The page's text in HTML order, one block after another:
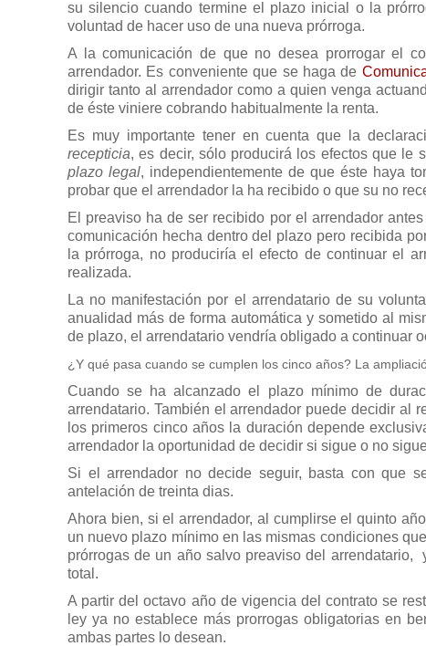
su silencio cuando termine el plazo inicial o la
voluntad de hacer uso de una nueva prórroga.
A la comunicación de que no desea prorrogar el
arrendador. Es conveniente que se haga de
dirigir tanto al arrendador como a quien venga
de éste viniere cobrando habitualmente la renta.
Es muy importante tener en cuenta que la
recepticia, es decir, sólo producirá los efectos que le
plazo legal, independientemente de que éste haya
probar que el arrendador la ha recibido o que su no
El preaviso ha de ser recibido por el arrendador
comunicación hecha dentro del plazo pero recibida
la prórroga, no produciría el efecto de continuar el
realizada.
La no manifestación por el arrendatario de su
anualidad más de forma automática y sometido al
de plazo, el arrendatario vendría obligado a continuar
¿Y qué pasa cuando se cumplen los cinco años? La
Cuando se ha alcanzado el plazo mínimo de
arrendatario. También el arrendador puede decidir al
los primeros cinco años la duración depende
arrendador la oportunidad de decidir si sigue o no
Si el arrendador no decide seguir, basta con que
antelación de treinta dias.
Ahora bien, si el arrendador, al cumplirse el quinto
un nuevo plazo mínimo en las mismas condiciones
prórrogas de un año salvo preaviso del
total.
A partir del octavo año de vigencia del contrato se
ley ya no establece más prorrogas obligatorias en
ambas partes lo desean.